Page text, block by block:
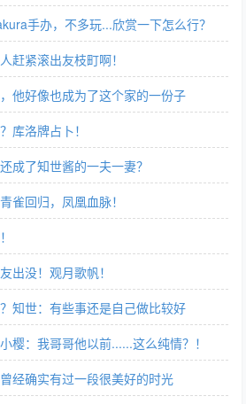
手办，不多玩...欣赏一下怎么行？
赶紧滚出友枝町啊！
他好像也成为了这个家的一份子
库洛牌占卜！
成了知世酱的一夫一妻？
雀回归，凤凰血脉！
出没！观月歌帆！
知世：有些事还是自己做比较好
樱：我哥哥他以前......这么纯情？！
经确实有过一段很美好的时光